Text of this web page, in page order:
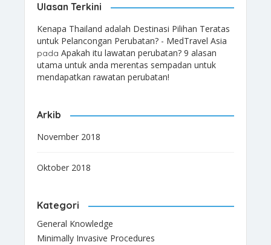
Ulasan Terkini
Kenapa Thailand adalah Destinasi Pilihan Teratas
untuk Pelancongan Perubatan? - MedTravel Asia
pada Apakah itu lawatan perubatan? 9 alasan
utama untuk anda merentas sempadan untuk
mendapatkan rawatan perubatan!
Arkib
November 2018
Oktober 2018
Kategori
General Knowledge
Minimally Invasive Procedures